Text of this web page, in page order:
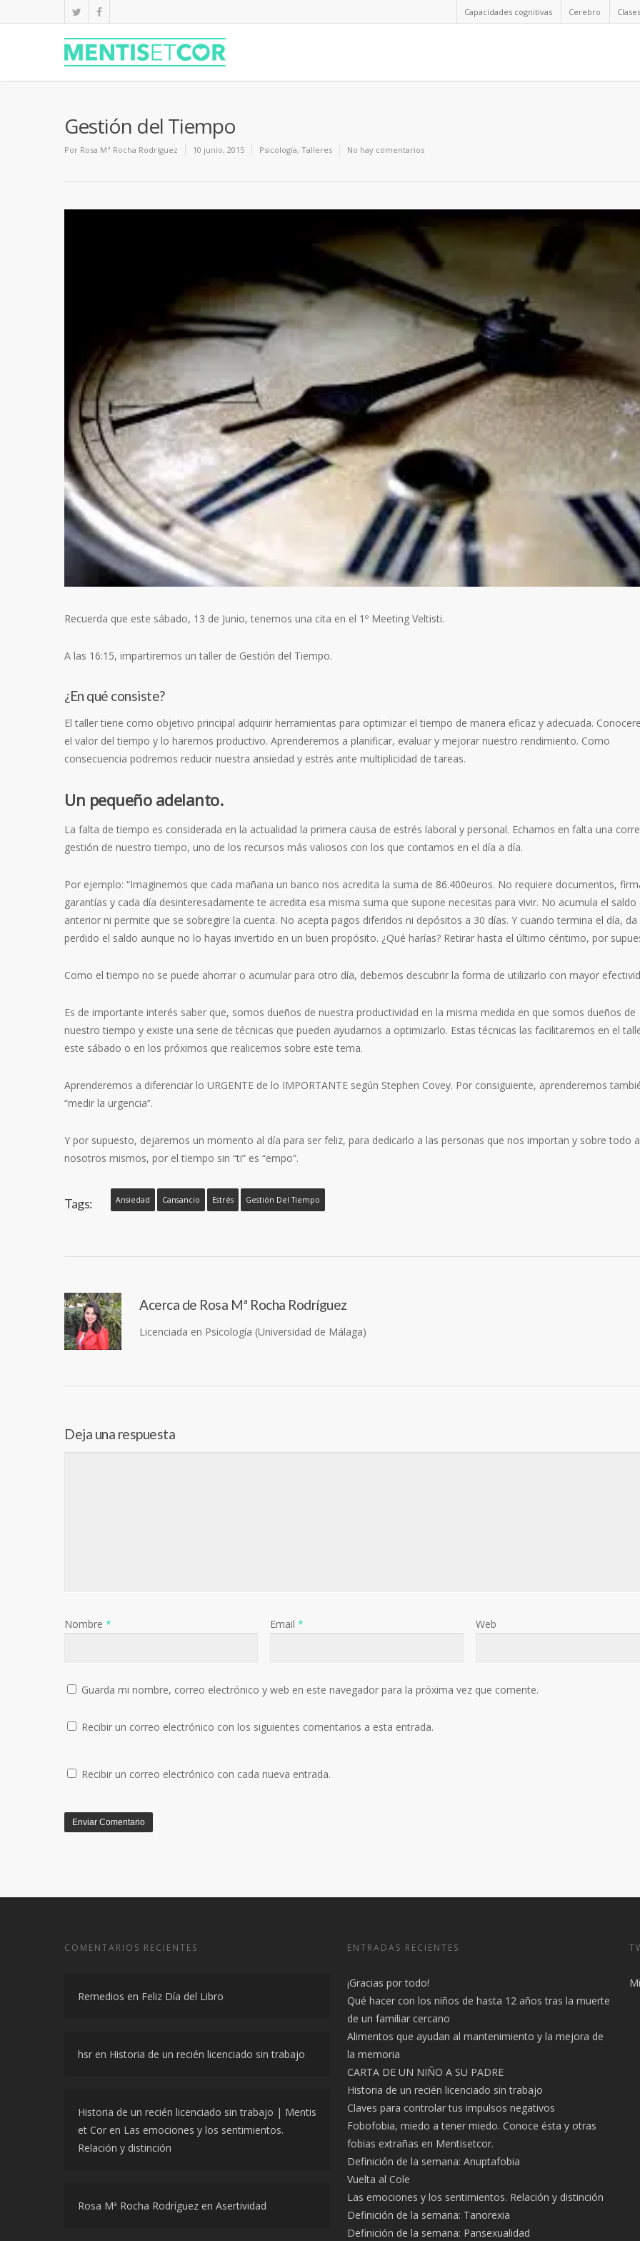
Capacidades cognitivas Cerebro
Gestión del Tiempo
Por Rosa Mª Rocha Rodríguez 10 junio, 2015 Psicología, Talleres No hay comentarios
Recuerda que este sábado, 13 de Junio, tenemos una cita en el 1º Meeting Veltisti.
A las 16:15, impartiremos un taller de Gestión del Tiempo.
¿En qué consiste?
El taller tiene como objetivo principal adquirir herramientas para optimizar el tiempo de manera eficaz y adecuada.
el valor del tiempo y lo haremos productivo. Aprenderemos a planificar, evaluar y mejorar nuestro rendimiento. Como
consecuencia podremos reducir nuestra ansiedad y estrés ante multiplicidad de tareas.
Un pequeño adelanto.
La falta de tiempo es considerada en la actualidad la primera causa de estrés laboral y personal. Echamos en falta una
gestión de nuestro tiempo, uno de los recursos más valiosos con los que contamos en el día a día.
Por ejemplo: “Imaginemos que cada mañana un banco nos acredita la suma de 86.400euros. No requiere documentos,
garantías y cada día desinteresadamente te acredita esa misma suma que supone necesitas para vivir. No acumula el saldo
anterior ni permite que se sobregire la cuenta. No acepta pagos diferidos ni depósitos a 30 días. Y cuando termina el día,
perdido el saldo aunque no lo hayas invertido en un buen propósito. ¿Qué harías? Retirar hasta el último céntimo, por
Como el tiempo no se puede ahorrar o acumular para otro día, debemos descubrir la forma de utilizarlo con mayor
Es de importante interés saber que, somos dueños de nuestra productividad en la misma medida en que somos dueños de
nuestro tiempo y existe una serie de técnicas que pueden ayudarnos a optimizarlo. Estas técnicas las facilitaremos en el
este sábado o en los próximos que realicemos sobre este tema.
Aprenderemos a diferenciar lo URGENTE de lo IMPORTANTE según Stephen Covey. Por consiguiente, aprenderemos
“medir la urgencia”.
Y por supuesto, dejaremos un momento al día para ser feliz, para dedicarlo a las personas que nos importan y sobre todo a
nosotros mismos, por el tiempo sin “ti” es “empo”.
Tags: Ansiedad Cansancio Estrés Gestión Del Tiempo
Acerca de Rosa Mª Rocha Rodríguez
Licenciada en Psicología (Universidad de Málaga)
Deja una respuesta
Nombre * Email* Web
Guarda mi nombre, correo electrónico y web en este navegador para la próxima vez que comente.
Recibir un correo electrónico con los siguientes comentarios a esta entrada.
Recibir un correo electrónico con cada nueva entrada.
COMENTARIOS RECIENTES
Remedios en Feliz Día del Libro
hsr en Historia de un recién licenciado sin trabajo
Historia de un recién licenciado sin trabajo | Mentis
et Cor en Las emociones y los sentimientos.
Relación y distinción
Rosa Mª Rocha Rodríguez en Asertividad
ENTRADAS RECIENTES
¡Gracias por todo!
Qué hacer con los niños de hasta 12 años tras la muerte
de un familiar cercano
Alimentos que ayudan al mantenimiento y la mejora de
la memoria
CARTA DE UN NIÑO A SU PADRE
Historia de un recién licenciado sin trabajo
Claves para controlar tus impulsos negativos
Fobofobia, miedo a tener miedo. Conoce ésta y otras
fobias extrañas en Mentisetcor.
Definición de la semana: Anuptafobia
Vuelta al Cole
Las emociones y los sentimientos. Relación y distinción
Definición de la semana: Tanorexia
Definición de la semana: Pansexualidad